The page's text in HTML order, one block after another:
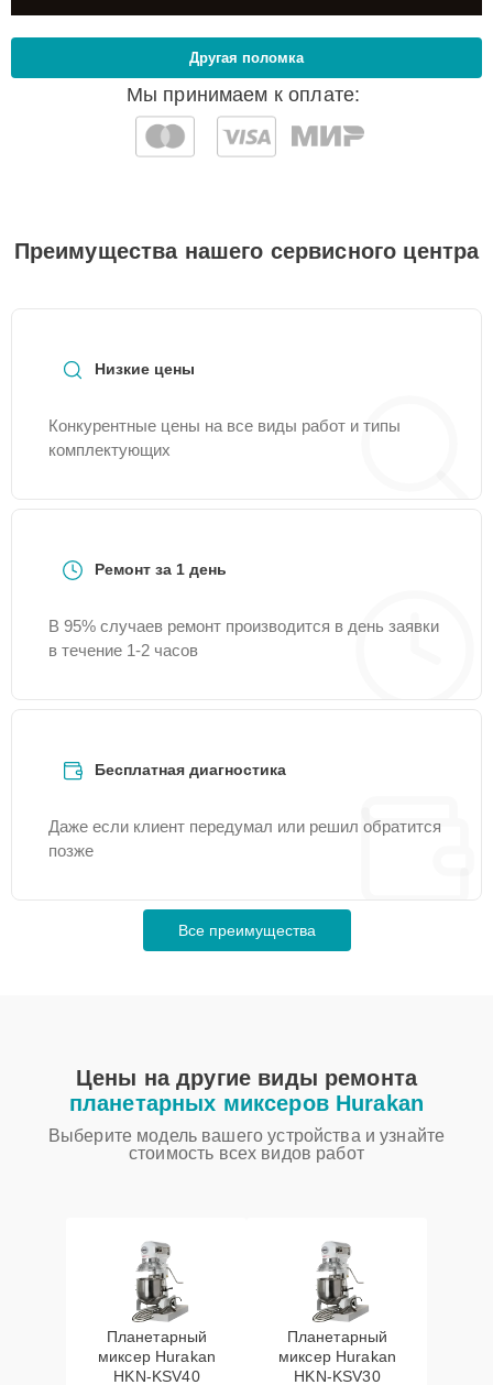
Мы принимаем к оплате:
Другая поломка
Преимущества нашего сервисного центра
Низкие цены
Конкурентные цены на все виды работ и типы
комплектующих
Ремонт за 1 день
В 95% случаев ремонт производится в день заявки
в течение 1-2 часов
Бесплатная диагностика
Даже если клиент передумал или решил обратится
позже
Все преимущества
Цены на другие виды ремонта
планетарных миксеров Hurakan
Выберите модель вашего устройства и узнайте
стоимость всех видов работ
Планетарный
миксер Hurakan
HKN-KSV40
Планетарный
миксер Hurakan
HKN-KSV30